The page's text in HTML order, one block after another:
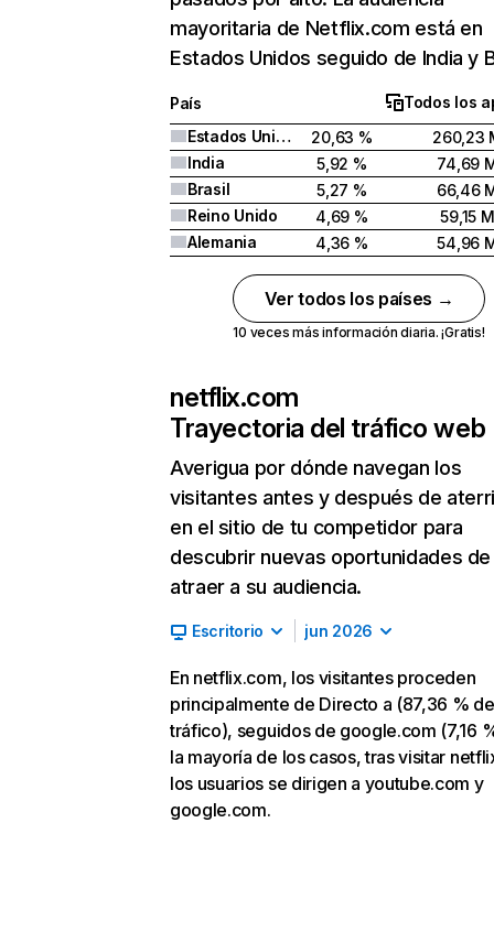
mayoritaria de Netflix.com está en
Estados Unidos seguido de India y
País
Todos los
Estados Unidos
20,63 %
260,23
India
5,92 %
74,69
Brasil
5,27 %
66,46
Reino Unido
4,69 %
59,15 M
Alemania
4,36 % 54,96
Ver todos los países →
10 veces más información diaria. ¡Gratis!
netflix.com
Trayectoria del tráfico web
Averigua por dónde navegan los
visitantes antes y después de
en el sitio de tu competidor para
descubrir nuevas oportunidades de
atraer a su audiencia.
Escritorio jun 2026
En netflix.com, los visitantes proceden
principalmente de Directo a (87,36 % de
tráfico), seguidos de google.com (7,16
la mayoría de los casos, tras visitar
los usuarios se dirigen a youtube.com y
google.com.